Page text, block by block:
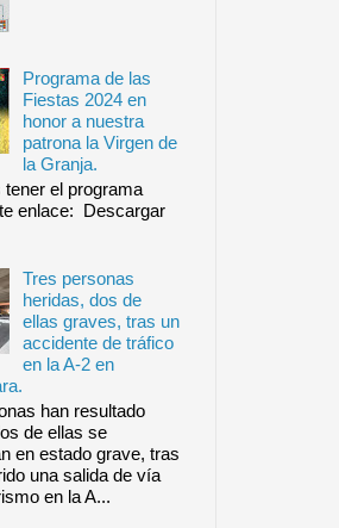
Programa de las
Fiestas 2024 en
honor a nuestra
patrona la Virgen de
la Granja.
tener el programa
enlace: Descargar
Tres personas
heridas, dos de
ellas graves, tras un
accidente de tráfico
en la A-2 en
han resultado
de ellas se
en estado grave, tras
una salida de vía
en la A...